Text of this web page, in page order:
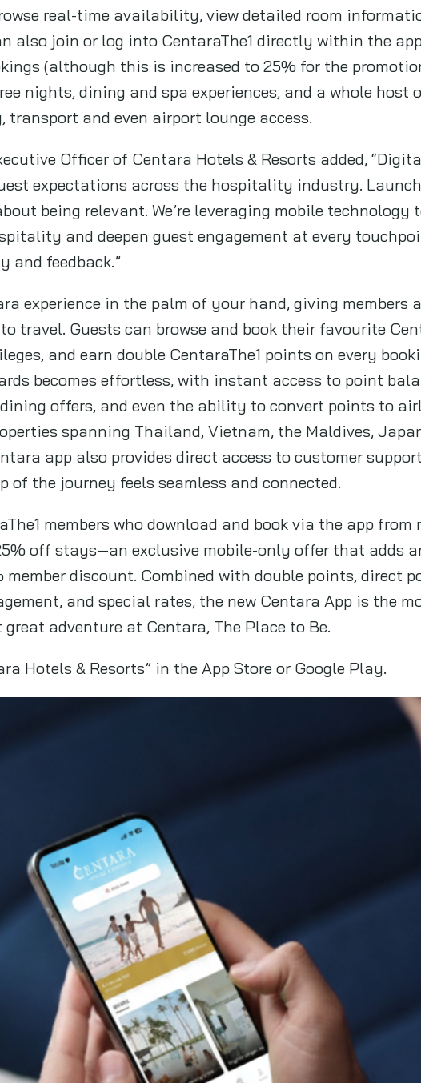
real-time availability, view detailed room
also join or log into CentaraThe1 directly within the
(although this is increased to 25% for the
nights, dining and spa experiences, and a whole host
transport and even airport lounge access.
Officer of Centara Hotels & Resorts added,
expectations across the hospitality industry.
being relevant. We’re leveraging mobile technology
and deepen guest engagement at every
and feedback.”
experience in the palm of your hand, giving members
travel. Guests can browse and book their favourite
and earn double CentaraThe1 points on every
becomes effortless, with instant access to point
offers, and even the ability to convert points to
spanning Thailand, Vietnam, the Maldives,
app also provides direct access to customer
of the journey feels seamless and connected.
members who download and book via the app
off stays—an exclusive mobile-only offer that adds
discount. Combined with double points, direct
and special rates, the new Centara App is the
adventure at Centara, The Place to Be.
Hotels & Resorts” in the App Store or Google Play.